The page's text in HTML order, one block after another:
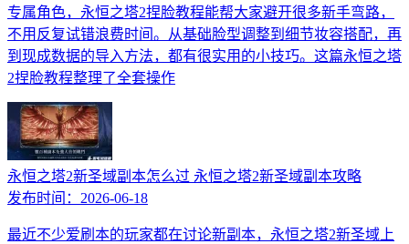
专属角色，永恒之塔2捏脸教程能帮大家避开很多新手弯路，
不用反复试错浪费时间。从基础脸型调整到细节妆容搭配，再
到现成数据的导入方法，都有很实用的小技巧。这篇永恒之塔
2捏脸教程整理了全套操作
永恒之塔2新圣域副本怎么过 永恒之塔2新圣域副本攻略
发布时间： 2026-06-18
最近不少爱刷本的玩家都在讨论新副本，永恒之塔2新圣域上